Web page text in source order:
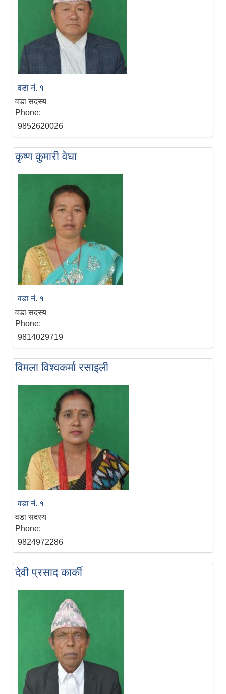
वडा नंं. १
वडा सदस्य
Phone:
9852620026
कृष्ण कुमारी वेघा
वडा नंं. १
वडा सदस्य
Phone:
9814029719
विमला विश्वकर्मा रसाइली
वडा नंं. १
वडा सदस्य
Phone:
9824972286
देवी प्रसाद कार्की